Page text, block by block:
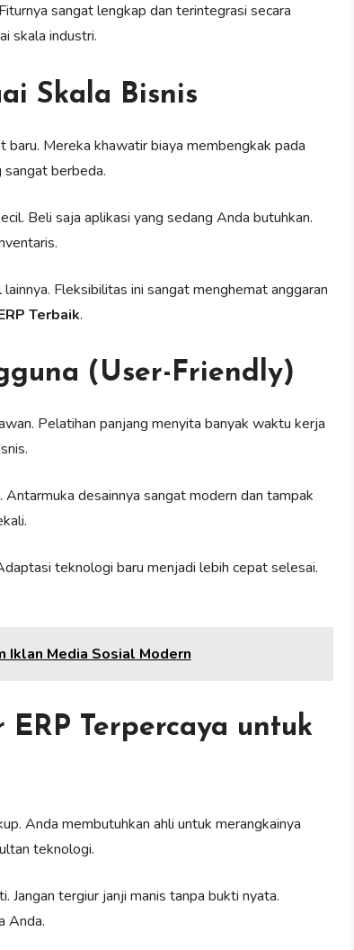
sangat lengkap dan terintegrasi secara
skala industri.
Skala Bisnis
Mereka khawatir biaya membengkak pada
berbeda.
Beli saja aplikasi yang sedang Anda butuhkan.
Fleksibilitas ini sangat menghemat anggaran
Terbaik.
(User-Friendly)
Pelatihan panjang menyita banyak waktu kerja
desainnya sangat modern dan tampak
teknologi baru menjadi lebih cepat selesai.
Iklan Media Sosial Modern
Terpercaya untuk
Anda membutuhkan ahli untuk merangkainya
teknologi.
Jangan tergiur janji manis tanpa bukti nyata.
Anda.